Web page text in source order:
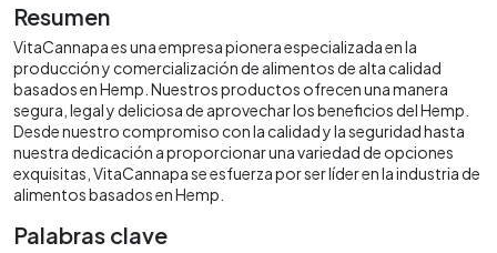
Resumen
VitaCannapa es una empresa pionera especializada en la
producción y comercialización de alimentos de alta calidad
basados en Hemp. Nuestros productos ofrecen una manera
segura, legal y deliciosa de aprovechar los beneficios del Hemp.
Desde nuestro compromiso con la calidad y la seguridad hasta
nuestra dedicación a proporcionar una variedad de opciones
exquisitas, VitaCannapa se esfuerza por ser líder en la industria de
alimentos basados en Hemp.
Palabras clave